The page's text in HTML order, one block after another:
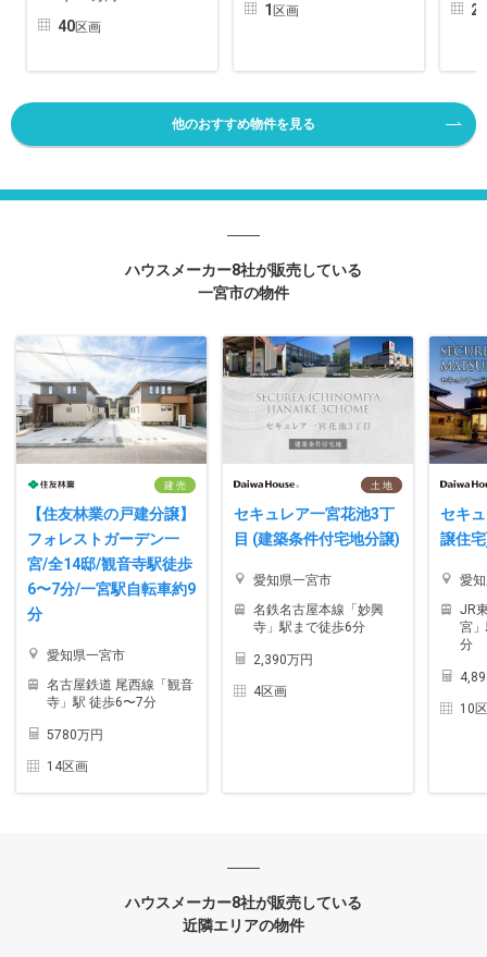
40区画
1 区画 2
他のおすすめ物件を見る
ハウスメーカー8社が販売している
一宮市の物件
建 売
【住友林業の戸建分譲】
フォレストガーデン一
宮/全14邸/観音寺駅徒歩
6〜7分/一宮駅自転車約9
分
愛知県一宮市
名古屋鉄道 尾西線「観音
寺」駅 徒歩6〜7分
5780万円
14区画
土 地
セキュレア一宮花池3丁
目 (建築条件付宅地分譲)
愛知県一宮市
名鉄名古屋本線「妙興
寺」駅まで徒歩6分
2,390万円
4区画
セキ
譲住
愛
JR
宮
分
10
ハウスメーカー8社が販売している
近隣エリアの物件